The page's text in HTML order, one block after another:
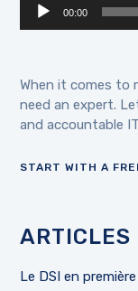
00:00
When it comes to
need an expert.
and accountable
START WITH A
ARTICLES
Le DSI en